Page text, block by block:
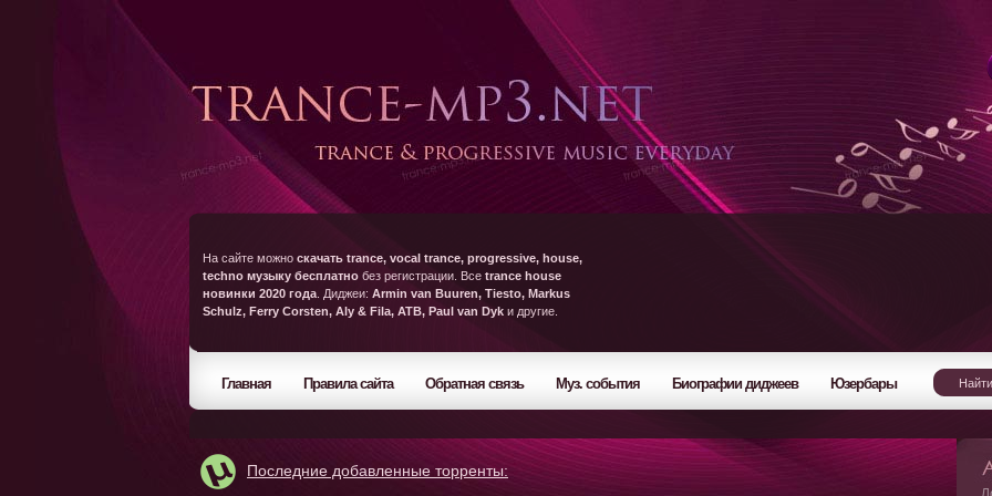
На сайте можно скачать trance, vocal trance, progressive, house,
techno музыку бесплатно без регистрации. Все trance house
новинки 2020 года . Диджеи: Armin van Buuren, Tiesto, Markus
Schulz, Ferry Corsten, Aly & Fila, ATB, Paul van Dyk и другие.
Главная Правила сайта Обратная связь Муз. события Биографии диджеев Юзербары
Последние добавленные торренты: